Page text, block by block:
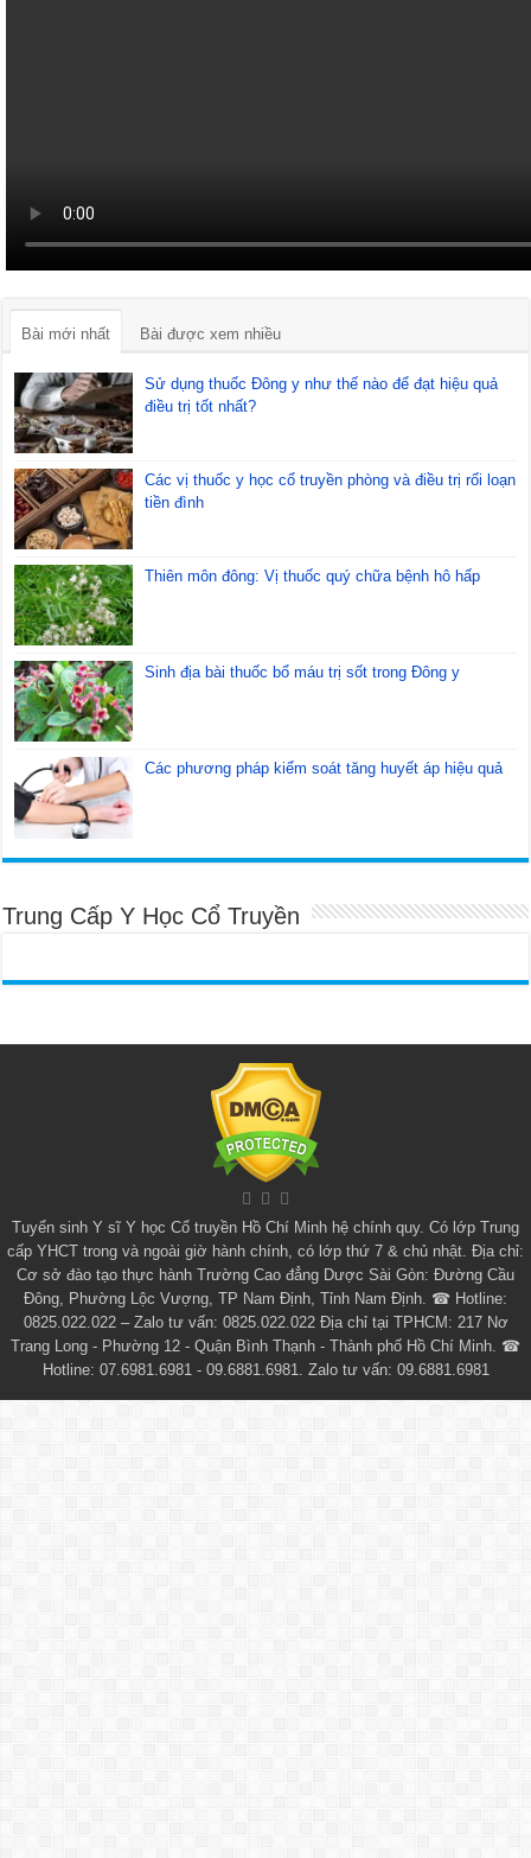
Bài mới nhất Bài được xem nhiều
Sử dụng thuốc Đông y như thế nào để đạt hiệu quả
điều trị tốt nhất?
Các vị thuốc y học cổ truyền phòng và điều trị rối loạn
tiền đình
Thiên môn đông: Vị thuốc quý chữa bệnh hô hấp
Sinh địa bài thuốc bổ máu trị sốt trong Đông y
Các phương pháp kiểm soát tăng huyết áp hiệu quả
Trung Cấp Y Học Cổ Truyền
Tuyển sinh Y sĩ Y học Cổ truyền Hồ Chí Minh hệ chính quy. Có lớp Trung
cấp YHCT trong và ngoài giờ hành chính, có lớp thứ 7 & chủ nhật. Địa chỉ:
Cơ sở đào tạo thực hành Trường Cao đẳng Dược Sài Gòn: Đường Cầu
Đông, Phường Lộc Vượng, TP Nam Định, Tỉnh Nam Định. ☎ Hotline:
0825.022.022 – Zalo tư vấn: 0825.022.022 Địa chỉ tại TPHCM: 217 Nơ
Trang Long - Phường 12 - Quận Bình Thạnh - Thành phố Hồ Chí Minh. ☎
Hotline: 07.6981.6981 - 09.6881.6981. Zalo tư vấn: 09.6881.6981